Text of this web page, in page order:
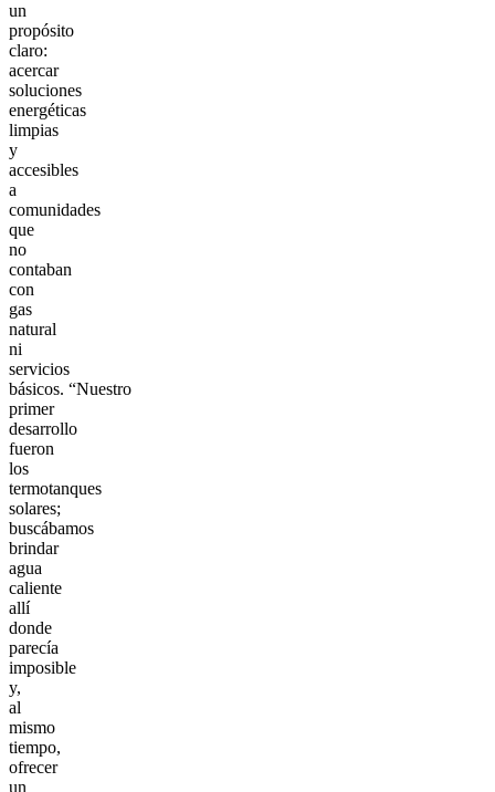
un
propósito
claro:
acercar
soluciones
energéticas
limpias
y
accesibles
a
comunidades
que
no
contaban
con
gas
natural
ni
servicios
básicos. “Nuestro
primer
desarrollo
fueron
los
termotanques
solares;
buscábamos
brindar
agua
caliente
allí
donde
parecía
imposible
y,
al
mismo
tiempo,
ofrecer
un